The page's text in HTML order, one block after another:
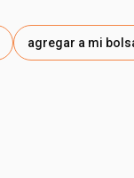
agregar a mi